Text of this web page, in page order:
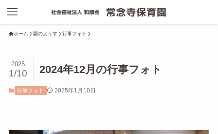
ホーム 園のようす 行事フォト
2024年12月の行事フォト
2025
1/10
行事フォト 2025年1月10日